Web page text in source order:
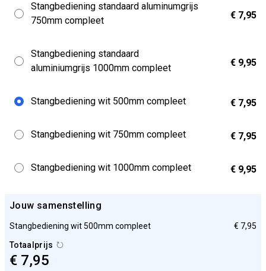
Stangbediening standaard aluminumgrijs
750mm compleet
€ 7,95
Stangbediening standaard
aluminiumgrijs 1000mm compleet
€ 9,95
Stangbediening wit 500mm compleet € 7,95
Stangbediening wit 750mm compleet € 7,95
Stangbediening wit 1000mm compleet € 9,95
Jouw samenstelling
Stangbediening wit 500mm compleet
€ 7,95
Totaalprijs
€ 7,95